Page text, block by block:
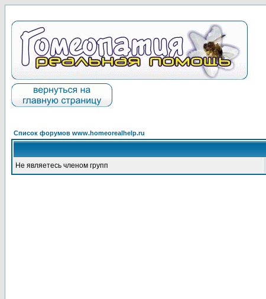
Список форумов www.homeorealhelp.ru
Не являетесь членом групп